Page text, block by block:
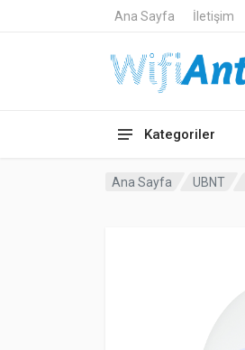
Ana Sayfa İletişim
Kategoriler
Ana Sayfa UBNT